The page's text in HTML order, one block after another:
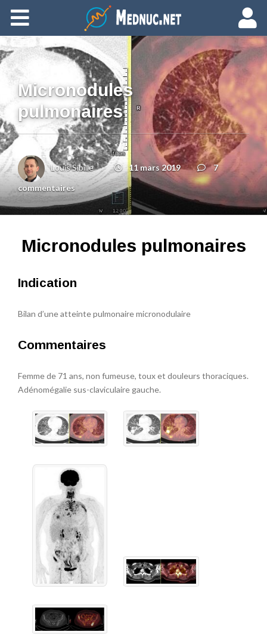
Ajouter du contenu
Micronodules
pulmonaires
Louis Sibille 11 mars 2019
7
commentaires
Micronodules pulmonaires
Indication
Bilan d’une atteinte pulmonaire micronodulaire
Commentaires
Femme de 71 ans, non fumeuse, toux et douleurs thoraciques.
Adénomégalie sus-claviculaire gauche.